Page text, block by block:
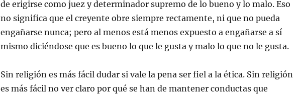
de erigirse como juez y determinador supremo de lo bueno y lo malo. Eso
no significa que el creyente obre siempre rectamente, ni que no pueda
engañarse nunca; pero al menos está menos expuesto a engañarse a sí
mismo diciéndose que es bueno lo que le gusta y malo lo que no le gusta.
Sin religión es más fácil dudar si vale la pena ser fiel a la ética. Sin religión
es más fácil no ver claro por qué se han de mantener conductas que